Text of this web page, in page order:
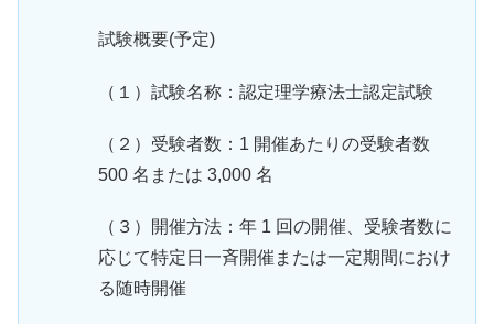
試験概要(予定)
（１）試験名称：認定理学療法士認定試験
（２）受験者数：1 開催あたりの受験者数
500 名または 3,000 名
（３）開催方法：年 1 回の開催、受験者数に
応じて特定日一斉開催または一定期間におけ
る随時開催